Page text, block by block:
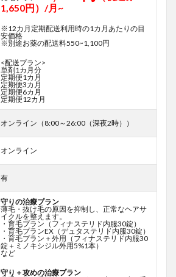
1,650円）/月~
※12カ月定期配送利用時の1カ月あたりの目
安価格
※別途お薬の配送料550~1,100円
<配送プラン>
単剤1カ月分
定期便1カ月
定期便3カ月
定期便6カ月
定期便12カ月
オンライン（8:00～26:00（深夜2時））
オンライン
有
守りの治療プラン
薄毛・抜け毛の原因を抑制し、正常なヘアサ
イクルを整えます。
・育毛プラン（フィナステリド内服30錠）
・育毛プランEX（デュタステリド内服30錠）
・育毛プラン＋外用（フィナステリド内服30
錠＋ミノキシジル外用5%1本）
など
守り＋攻めの治療プラン